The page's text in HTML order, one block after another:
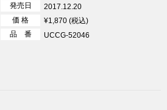
発売日
2017.12.20
価 格
¥1,870 (税込)
品 番
UCCG-52046